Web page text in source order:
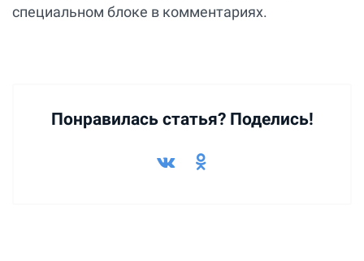
специальном блоке в комментариях.
Понравилась статья? Поделись!